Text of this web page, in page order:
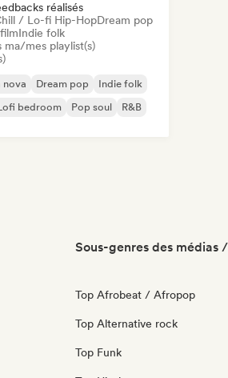
réalisés
/ Lo-fi Hip-HopDream pop
Indie folk
ma/mes playlist(s)
nova Dream pop
Indie folk
bedroom Pop soul R&B
Sous-genres des médias
Top Afrobeat / Afropop
Top Alternative rock
Top Funk